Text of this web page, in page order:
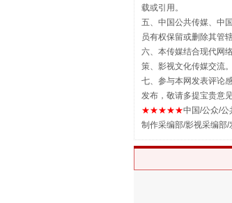
漫山遍野的桃
载或引用。
五、中国公共传媒、中
员有权保留或删除其管
六、本传媒结合现代网
策、影视文化传媒交流
七、参与本网发表评论
发布，敬请多提宝贵意
★★★★★中国/公众/
制作采编部/影视采编部/